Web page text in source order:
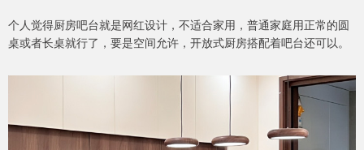
个人觉得厨房吧台就是网红设计，不适合家用，普通家庭用正常的圆
桌或者长桌就行了，要是空间允许，开放式厨房搭配着吧台还可以。